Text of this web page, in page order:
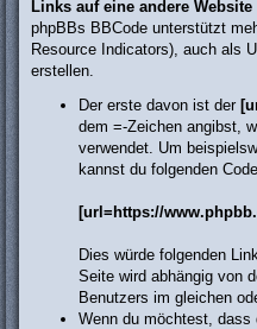
Links auf eine andere Website
phpBBs BBCode unterstützt
Resource Indicators), auch als
erstellen.
Der erste davon ist der
dem =-Zeichen angibst,
verwendet. Um
kannst du folgenden
[url=https://
Dies würde folgenden
Seite wird abhängig von
Benutzers im gleichen
Wenn du möchtest, dass